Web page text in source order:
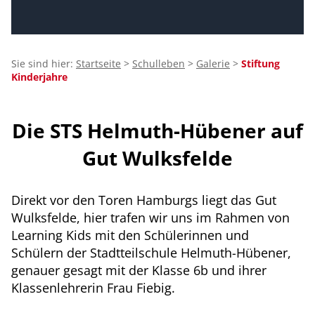
Sie sind hier: Startseite > Schulleben > Galerie > Stiftung
Kinderjahre
Die STS Helmuth-Hübener auf
Gut Wulksfelde
Direkt vor den Toren Hamburgs liegt das Gut
Wulksfelde, hier trafen wir uns im Rahmen von
Learning Kids mit den Schülerinnen und
Schülern der Stadtteilschule Helmuth-Hübener,
genauer gesagt mit der Klasse 6b und ihrer
Klassenlehrerin Frau Fiebig.